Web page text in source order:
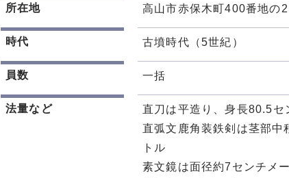
所在地 高山市赤保木町400番地の
時代 古墳時代（5世紀）
員数 一括
法量など
直刀は平造り、身長80.5
直弧文鹿角装鉄剣は茎部
トル
素文鏡は面径約7センチメ